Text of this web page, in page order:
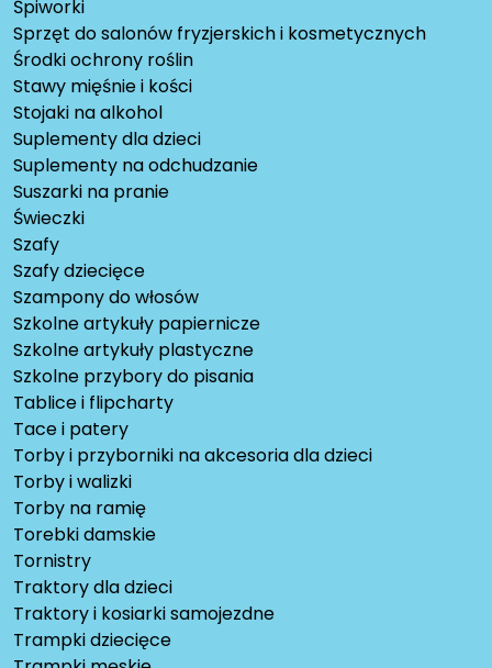
Śpiworki
Sprzęt do salonów fryzjerskich i kosmetycznych
Środki ochrony roślin
Stawy mięśnie i kości
Stojaki na alkohol
Suplementy dla dzieci
Suplementy na odchudzanie
Suszarki na pranie
Świeczki
Szafy
Szafy dziecięce
Szampony do włosów
Szkolne artykuły papiernicze
Szkolne artykuły plastyczne
Szkolne przybory do pisania
Tablice i flipcharty
Tace i patery
Torby i przyborniki na akcesoria dla dzieci
Torby i walizki
Torby na ramię
Torebki damskie
Tornistry
Traktory dla dzieci
Traktory i kosiarki samojezdne
Trampki dziecięce